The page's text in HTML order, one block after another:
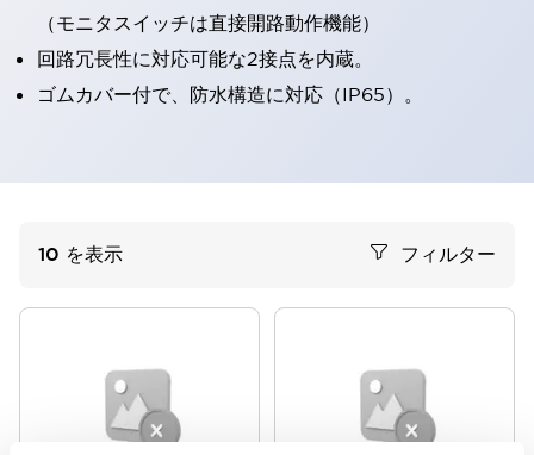
（モニタスイッチは直接開路動作機能）
回路冗長性に対応可能な2接点を内蔵。
ゴムカバー付で、防水構造に対応（IP65）。
10 を表示 フィルター